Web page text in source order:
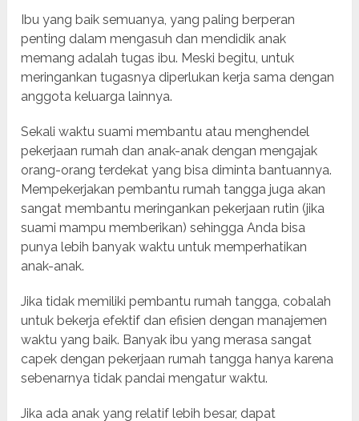
Ibu yang baik semuanya, yang paling berperan
penting dalam mengasuh dan mendidik anak
memang adalah tugas ibu. Meski begitu, untuk
meringankan tugasnya diperlukan kerja sama dengan
anggota keluarga lainnya.
Sekali waktu suami membantu atau menghendel
pekerjaan rumah dan anak-anak dengan mengajak
orang-orang terdekat yang bisa diminta bantuannya.
Mempekerjakan pembantu rumah tangga juga akan
sangat membantu meringankan pekerjaan rutin (jika
suami mampu memberikan) sehingga Anda bisa
punya lebih banyak waktu untuk memperhatikan
anak-anak.
Jika tidak memiliki pembantu rumah tangga, cobalah
untuk bekerja efektif dan efisien dengan manajemen
waktu yang baik. Banyak ibu yang merasa sangat
capek dengan pekerjaan rumah tangga hanya karena
sebenarnya tidak pandai mengatur waktu.
Jika ada anak yang relatif lebih besar, dapat